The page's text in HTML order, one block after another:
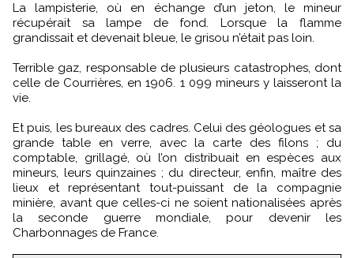
La lampisterie, où en échange d’un jeton, le mineur
récupérait sa lampe de fond. Lorsque la flamme
grandissait et devenait bleue, le grisou n’était pas loin.
Terrible gaz, responsable de plusieurs catastrophes, dont
celle de Courrières, en 1906. 1 099 mineurs y laisseront la
vie.
Et puis, les bureaux des cadres. Celui des géologues et sa
grande table en verre, avec la carte des filons ; du
comptable, grillagé, où l’on distribuait en espèces aux
mineurs, leurs quinzaines ; du directeur, enfin, maître des
lieux et représentant tout-puissant de la compagnie
minière, avant que celles-ci ne soient nationalisées après
la seconde guerre mondiale, pour devenir les
Charbonnages de France.